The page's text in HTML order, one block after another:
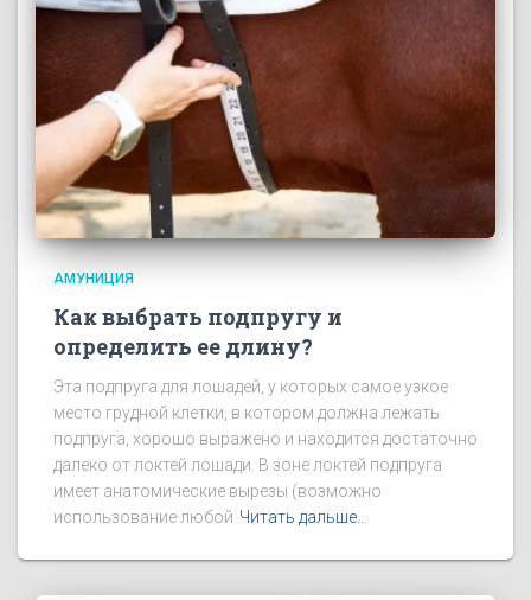
АМУНИЦИЯ
Как выбрать подпругу и
определить ее длину?
Эта подпруга для лошадей, у которых самое узкое
место грудной клетки, в котором должна лежать
подпруга, хорошо выражено и находится достаточно
далеко от локтей лошади. В зоне локтей подпруга
имеет анатомические вырезы (возможно
использование любой Читать дальше…